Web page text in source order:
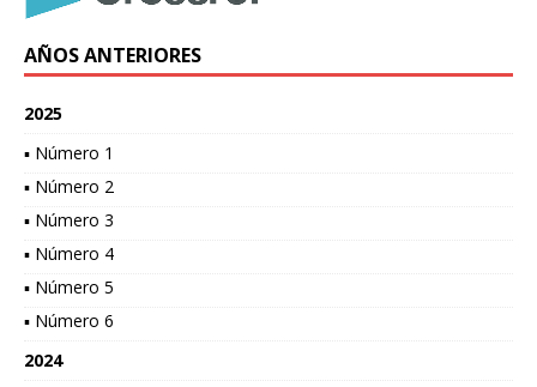
AÑOS ANTERIORES
2025
▪ Número 1
▪ Número 2
▪ Número 3
▪ Número 4
▪ Número 5
▪ Número 6
2024